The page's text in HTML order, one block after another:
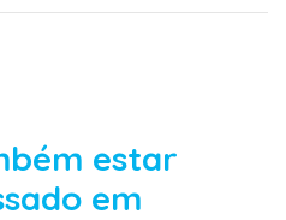
estar
em